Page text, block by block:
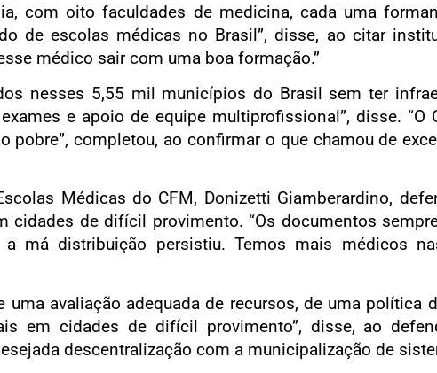
com oito faculdades de medicina, cada uma
de escolas médicas no Brasil”, disse, ao citar
médico sair com uma boa formação.”
nesses 5,55 mil municípios do Brasil sem ter
e apoio de equipe multiprofissional”, disse. “O
pobre”, completou, ao confirmar o que chamou de
Médicas do CFM, Donizetti Giamberardino,
de difícil provimento. “Os documentos
má distribuição persistiu. Temos mais médicos
avaliação adequada de recursos, de uma política
em cidades de difícil provimento”, disse, ao
descentralização com a municipalização de